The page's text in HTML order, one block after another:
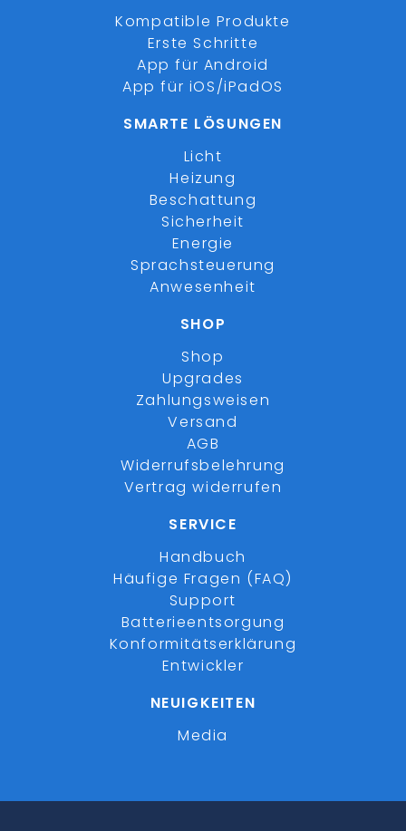
Kompatible Produkte
Erste Schritte
App für Android
App für iOS/iPadOS
SMARTE LÖSUNGEN
Licht
Heizung
Beschattung
Sicherheit
Energie
Sprachsteuerung
Anwesenheit
SHOP
Shop
Upgrades
Zahlungsweisen
Versand
AGB
Widerrufsbelehrung
Vertrag widerrufen
SERVICE
Handbuch
Häufige Fragen (FAQ)
Support
Batterieentsorgung
Konformitätserklärung
Entwickler
NEUIGKEITEN
Media